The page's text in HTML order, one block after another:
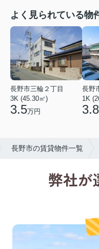
よく見られている物
長野市三輪２丁目
3K (45.30㎡)
3.5万円
長野
1K
3.8
長野市の賃貸物件一覧
弊社が